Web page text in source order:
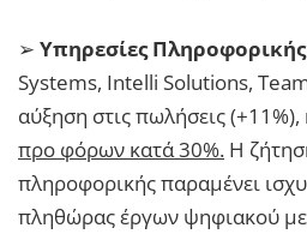
➢ Υπηρεσίες Πληροφορικής
Systems, Intelli Solutions,
αύξηση στις πωλήσεις (+11%),
προ φόρων κατά 30%. Η
πληροφορικής παραμένει
πληθώρας έργων ψηφιακού